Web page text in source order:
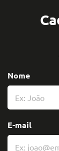
Nome
E-mail